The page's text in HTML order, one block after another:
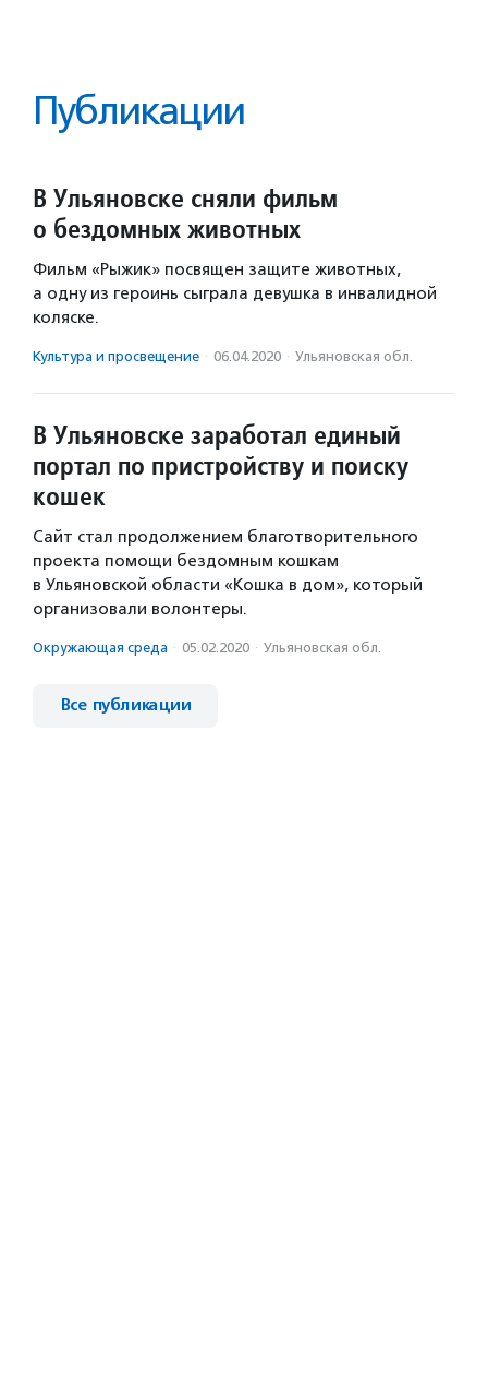
Публикации
В Ульяновске сняли фильм
о бездомных животных
Фильм «Рыжик» посвящен защите животных,
а одну из героинь сыграла девушка в инвалидной
коляске.
Культура и просвещение · 06.04.2020 · Ульяновская обл.
В Ульяновске заработал единый
портал по пристройству и поиску
кошек
Сайт стал продолжением благотворительного
проекта помощи бездомным кошкам
в Ульяновской области «Кошка в дом», который
организовали волонтеры.
Окружающая среда · 05.02.2020 · Ульяновская обл.
Все публикации